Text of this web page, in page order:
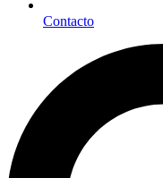
Contacto